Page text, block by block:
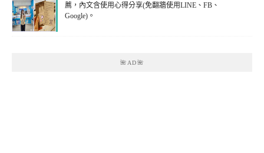
薦，內文含使用心得分享(免翻牆使用LINE、FB、
Google)。
🌺AD🌺